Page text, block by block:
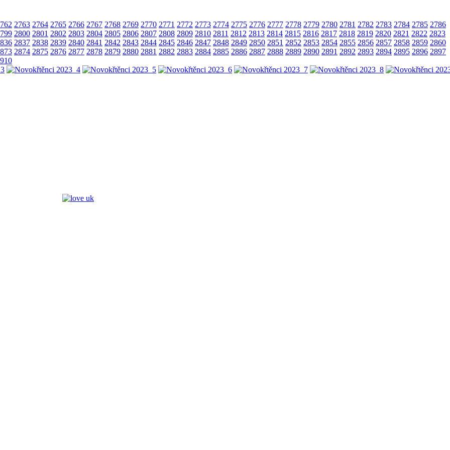
2763 2764 2765 2766 2767 2768 2769 2770 2771 2772 2773 2774 2775 2776 2777 2778 2779 2780 2781 2782 2783 2784 2785 2786
2800 2801 2802 2803 2804 2805 2806 2807 2808 2809 2810 2811 2812 2813 2814 2815 2816 2817 2818 2819 2820 2821 2822 2823
2837 2838 2839 2840 2841 2842 2843 2844 2845 2846 2847 2848 2849 2850 2851 2852 2853 2854 2855 2856 2857 2858 2859 2860
2874 2875 2876 2877 2878 2879 2880 2881 2882 2883 2884 2885 2886 2887 2888 2889 2890 2891 2892 2893 2894 2895 2896 2897